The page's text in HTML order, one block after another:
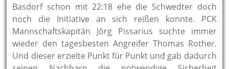
Basdorf schon mit 22:18 ehe die Schwedter doch
noch die Initiative an sich reißen konnte. PCK
Mannschaftskapitän Jörg Pissarius suchte immer
wieder den tagesbesten Angreifer Thomas Rother.
Und dieser erzielte Punkt für Punkt und gab dadurch